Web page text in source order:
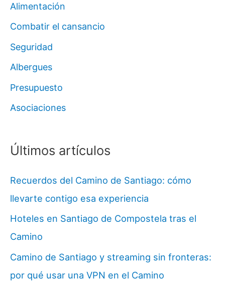
Alimentación
Combatir el cansancio
Seguridad
Albergues
Presupuesto
Asociaciones
Últimos artículos
Recuerdos del Camino de Santiago: cómo
llevarte contigo esa experiencia
Hoteles en Santiago de Compostela tras el
Camino
Camino de Santiago y streaming sin fronteras:
por qué usar una VPN en el Camino